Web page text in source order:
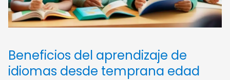
Beneficios del aprendizaje de
idiomas desde temprana edad